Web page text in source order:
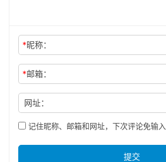
*昵称：
*邮箱：
网址：
记住昵称、邮箱和网址，下次评论免输入
提交